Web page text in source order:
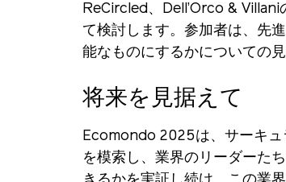
ReCircled、Dell’Orco &
て検討します。参加者は、先
能なものにするかについての
将来を見据えて
Ecomondo 2025は、サーキュ
を模索し、業界のリーダーた